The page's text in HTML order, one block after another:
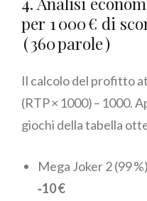
per 1 000 € di
( 360 parole )
Il calcolo del profitto
(RTP × 1000) – 1000.
giochi della tabella
Mega Joker 2 (99
‑10 €